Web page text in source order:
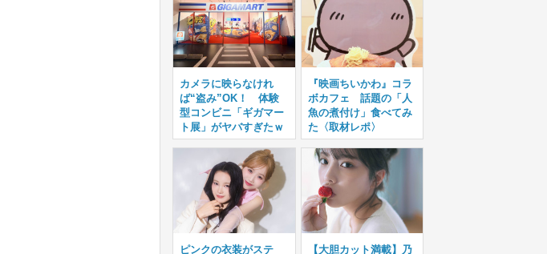
カメラに映らなけれ
ば“盗み”OK！ 体験
型コンビニ「ギガマー
ト展」がヤバすぎたｗ
『映画ちいかわ』コラ
ボカフェ 話題の「人
魚の煮付け」食べてみ
た〈取材レポ〉
ピンクの衣装がステ 【大胆カット満載】乃